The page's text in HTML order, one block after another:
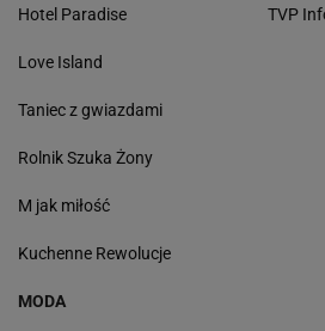
Hotel Paradise
Love Island
Taniec z gwiazdami
Rolnik Szuka Żony
M jak miłość
Kuchenne Rewolucje
TVP
MODA